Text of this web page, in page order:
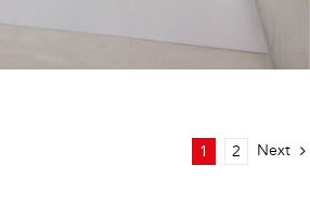
1 2 Next